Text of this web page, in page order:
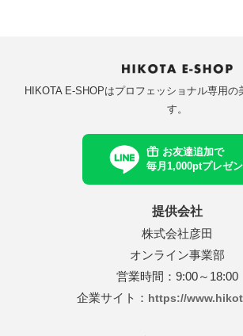
HIKOTA E-SHOPはプロフェッショナル専用の
す。
お友達追加で
毎月1,000ptプレゼ
提供会社
株式会社彦田
オンライン事業部
営業時間：9:00～18:00
企業サイト： https://